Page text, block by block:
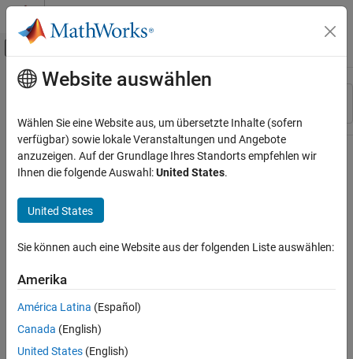
Weiter zum Inhalt
Umschaltung für Off-Canvas-
Ressource
Hauptinhalt
Website auswählen
Wählen Sie eine Website aus, um übersetzte Inhalte (sofern
verfügbar) sowie lokale Veranstaltungen und Angebote
anzuzeigen. Auf der Grundlage Ihres Standorts empfehlen wir
Ihnen die folgende Auswahl:United States.
United States
Sie können auch eine Website aus der folgenden Liste auswählen:
Amerika
América Latina (Español)
Canada (English)
United States (English)